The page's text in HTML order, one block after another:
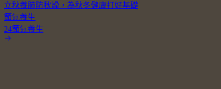
立秋養肺防秋燥，為秋冬健康打好基礎
節氣養生
24節氣養生